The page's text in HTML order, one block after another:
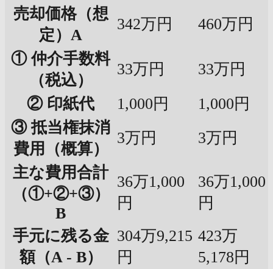
売却価格（想
定）A
342万円
460万円
① 仲介手数料
（税込）
33万円
33万円
② 印紙代
1,000円
1,000円
③ 抵当権抹消
費用（概算）
3万円
3万円
主な費用合計
（①+②+③）
B
36万1,000
円
36万1,000
円
手元に残る金
額（A - B）
304万9,215
円
423万
5,178円